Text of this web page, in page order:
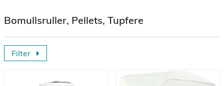
Bomullsruller, Pellets, Tupfere
Filter